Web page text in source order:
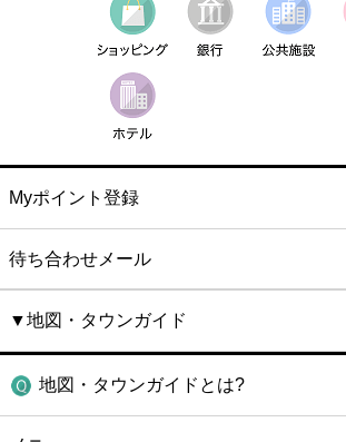
Myポイント登録
待ち合わせメール
▼地図・タウンガイド
地図・タウンガイドとは?